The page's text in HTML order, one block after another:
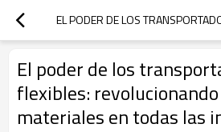
El poder de los
flexibles:
materiales en todas las